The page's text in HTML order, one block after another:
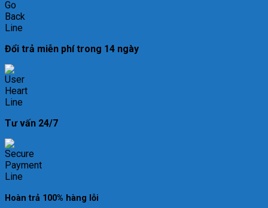
Đổi trả miễn phí trong 14 ngày
Tư vấn 24/7
Hoàn trả 100% hàng lỗi